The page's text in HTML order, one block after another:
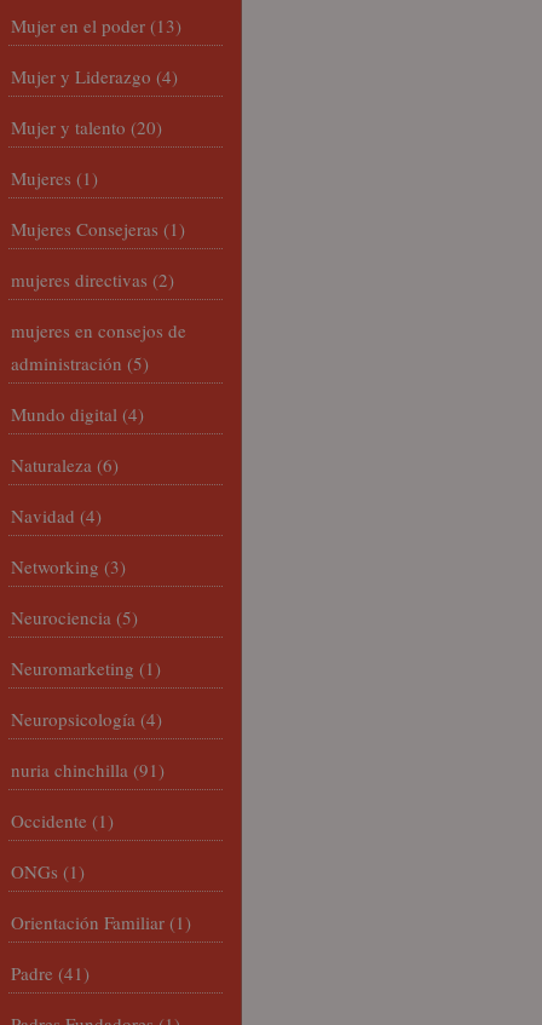
Mujer en el poder (13)
Mujer y Liderazgo (4)
Mujer y talento (20)
Mujeres (1)
Mujeres Consejeras (1)
mujeres directivas (2)
mujeres en consejos de
administración (5)
Mundo digital (4)
Naturaleza (6)
Navidad (4)
Networking (3)
Neurociencia (5)
Neuromarketing (1)
Neuropsicología (4)
nuria chinchilla (91)
Occidente (1)
ONGs (1)
Orientación Familiar (1)
Padre (41)